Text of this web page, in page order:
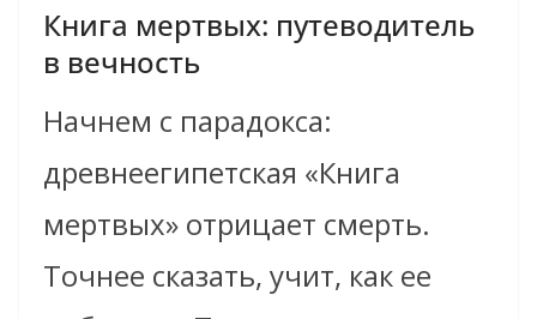
Книга мертвых: путеводитель
в вечность
Начнем с парадокса:
древнеегипетская «Книга
мертвых» отрицает смерть.
Точнее сказать, учит, как ее